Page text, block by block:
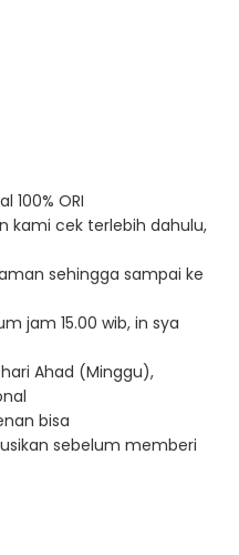
100% ORI
kami cek terlebih dahulu,
sehingga sampai ke
jam 15.00 wib, in sya
Ahad (Minggu),
bisa
sebelum memberi